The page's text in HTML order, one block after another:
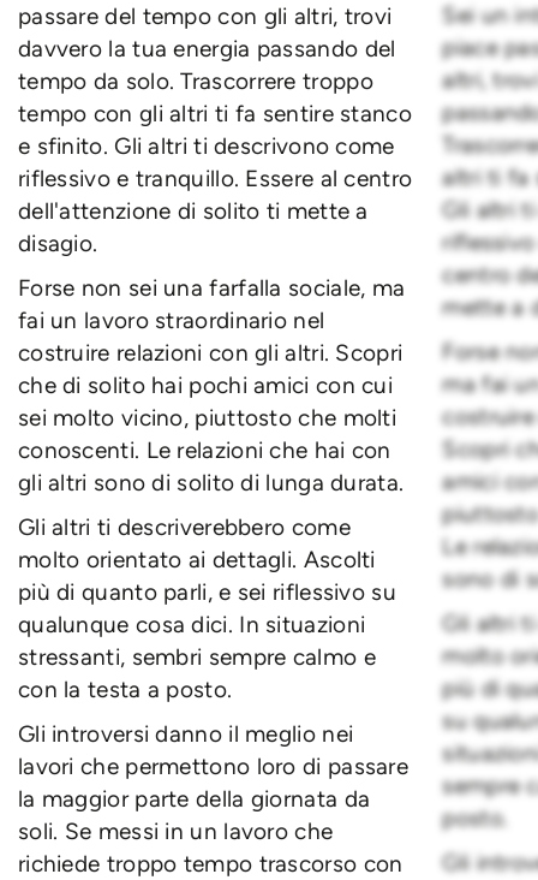
passare del tempo con gli altri, trovi
davvero la tua energia passando del
tempo da solo. Trascorrere troppo
tempo con gli altri ti fa sentire stanco
e sfinito. Gli altri ti descrivono come
riflessivo e tranquillo. Essere al centro
dell'attenzione di solito ti mette a
disagio.
Forse non sei una farfalla sociale, ma
fai un lavoro straordinario nel
costruire relazioni con gli altri. Scopri
che di solito hai pochi amici con cui
sei molto vicino, piuttosto che molti
conoscenti. Le relazioni che hai con
gli altri sono di solito di lunga durata.
Gli altri ti descriverebbero come
molto orientato ai dettagli. Ascolti
più di quanto parli, e sei riflessivo su
qualunque cosa dici. In situazioni
stressanti, sembri sempre calmo e
con la testa a posto.
Gli introversi danno il meglio nei
lavori che permettono loro di passare
la maggior parte della giornata da
soli. Se messi in un lavoro che
richiede troppo tempo trascorso con
Sei un
piace
altri,
altri ti fa
Gli altri
centro
mette a
Forse
ma fai
Scopri
amici
Le
sono di
Gli altri
molto
più di
su
sempre
posto.
Gli